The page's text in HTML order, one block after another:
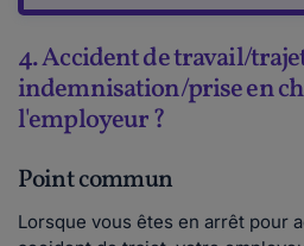
4. Accident de travail/
indemnisation/prise en
l'employeur ?
Point commun
Lorsque vous êtes en arrêt pour